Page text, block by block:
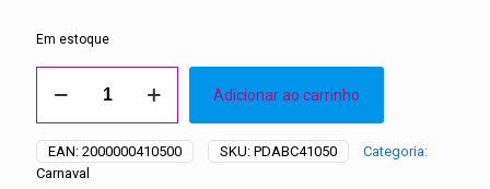
Em estoque
Médios
Amarelo
e
Roxo
Adicionar ao carrinho
EAN: 2000000410500 SKU: PDABC41050
Categoria:
Carnaval